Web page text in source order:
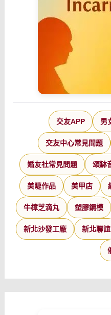
交友APP 男
交友中心常見問題
婚友社常見問題 頌缽
美睫作品 美甲店
牛樟芝滴丸 塑膠鋼模
新北沙發工廠 新北聯誼